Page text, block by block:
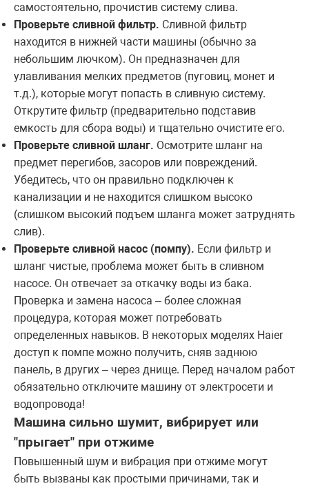
самостоятельно, прочистив систему слива.
Проверьте сливной фильтр. Сливной фильтр
находится в нижней части машины (обычно за
небольшим лючком). Он предназначен для
улавливания мелких предметов (пуговиц, монет и
т.д.), которые могут попасть в сливную систему.
Открутите фильтр (предварительно подставив
емкость для сбора воды) и тщательно очистите его.
Проверьте сливной шланг. Осмотрите шланг на
предмет перегибов, засоров или повреждений.
Убедитесь, что он правильно подключен к
канализации и не находится слишком высоко
(слишком высокий подъем шланга может затруднять
слив).
Проверьте сливной насос (помпу). Если фильтр и
шланг чистые, проблема может быть в сливном
насосе. Он отвечает за откачку воды из бака.
Проверка и замена насоса – более сложная
процедура, которая может потребовать
определенных навыков. В некоторых моделях Haier
доступ к помпе можно получить, сняв заднюю
панель, в других – через днище. Перед началом работ
обязательно отключите машину от электросети и
водопровода!
Машина сильно шумит, вибрирует или
"прыгает" при отжиме
Повышенный шум и вибрация при отжиме могут
быть вызваны как простыми причинами, так и